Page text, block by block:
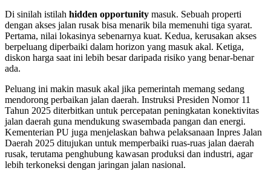
Di sinilah istilah hidden opportunity masuk. Sebuah properti
dengan akses jalan rusak bisa menarik bila memenuhi tiga syarat.
Pertama, nilai lokasinya sebenarnya kuat. Kedua, kerusakan akses
berpeluang diperbaiki dalam horizon yang masuk akal. Ketiga,
diskon harga saat ini lebih besar daripada risiko yang benar-benar
ada.
Peluang ini makin masuk akal jika pemerintah memang sedang
mendorong perbaikan jalan daerah. Instruksi Presiden Nomor 11
Tahun 2025 diterbitkan untuk percepatan peningkatan konektivitas
jalan daerah guna mendukung swasembada pangan dan energi.
Kementerian PU juga menjelaskan bahwa pelaksanaan Inpres Jalan
Daerah 2025 ditujukan untuk memperbaiki ruas-ruas jalan daerah
rusak, terutama penghubung kawasan produksi dan industri, agar
lebih terkoneksi dengan jaringan jalan nasional.